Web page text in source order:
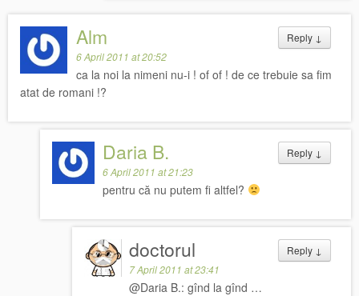
Reply ↓
Alm
6 April 2011 at 20:52
ca la noi la nimeni nu-i ! of of ! de ce trebuie sa fim
atat de romani !?
Reply ↓
Daria B.
6 April 2011 at 21:23
pentru că nu putem fi altfel?
Reply ↓
doctorul
7 April 2011 at 23:41
@Daria B.: gînd la gînd …